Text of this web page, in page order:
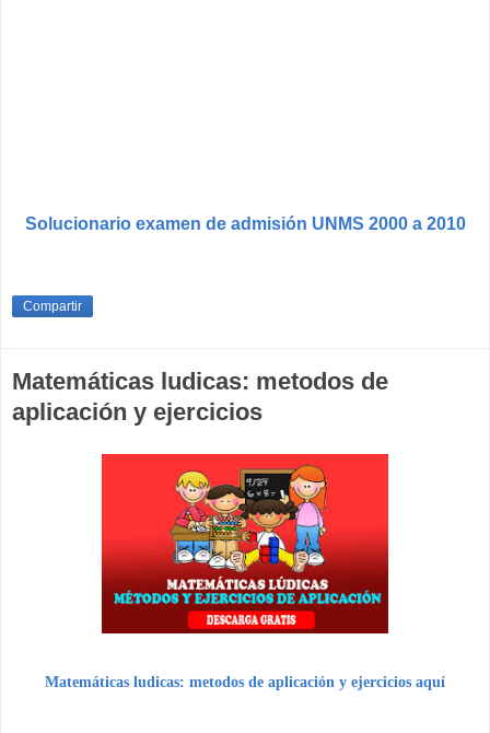
Solucionario examen de admisión UNMS 2000 a 2010
Compartir
Matemáticas ludicas: metodos de
aplicación y ejercicios
Matemáticas ludicas: metodos de aplicación y ejercicios aquí